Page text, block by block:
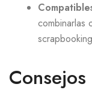
combinarlas